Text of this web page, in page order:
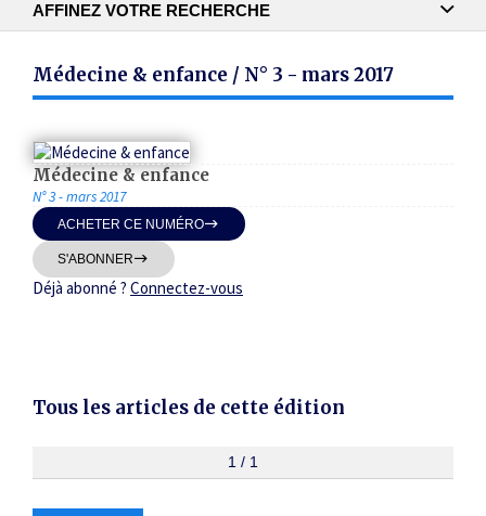
AFFINEZ VOTRE RECHERCHE
Publication
Thématiques
Dates
au
Médecine & enfance / N° 3 - mars 2017
Médecine & enfance
N° 3 - mars 2017
ACHETER CE NUMÉRO
S'ABONNER
Déjà abonné ? Connectez-vous
Tous les articles de cette édition
1 / 1